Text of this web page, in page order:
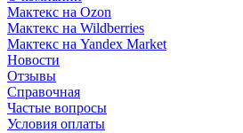
Мактекс на Ozon
Мактекс на Wildberries
Мактекс на Yandex Market
Новости
Отзывы
Справочная
Частые вопросы
Условия оплаты